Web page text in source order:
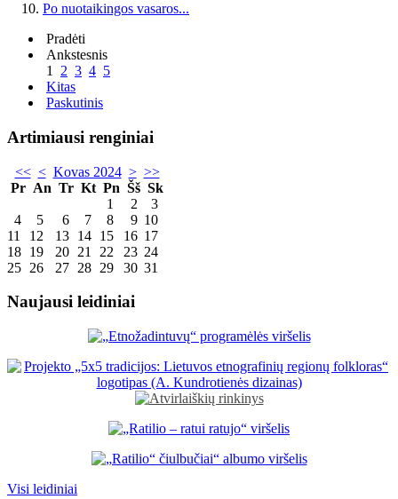
Po nuotaikingos vasaros...
Pradėti
Ankstesnis
1
2 3 4 5
Kitas
Paskutinis
Artimiausi renginiai
<< < Kovas 2024 > >>
Pr An Tr Kt Pn Šš Sk
1
2
3
4
5 6 7 8 9 10
11
12 13 14 15 16 17
18 19 20 21 22 23 24
25 26 27 28 29 30 31
Naujausi leidiniai
Visi leidiniai